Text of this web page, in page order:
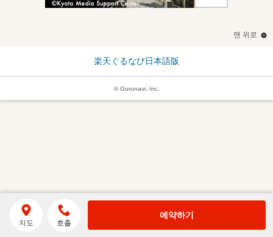
맨 위로
楽天ぐるなび日本語版
© Gurunavi, Inc.
지도 호출
예약하기